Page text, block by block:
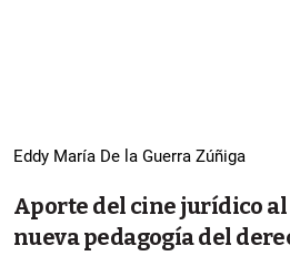
Eddy María De la Guerra Zúñiga
Aporte del cine jurídico
nueva pedagogía del